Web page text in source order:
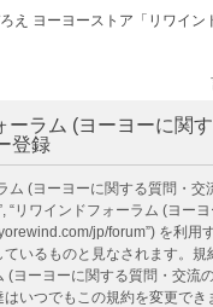
え ヨーヨーストア「リワイン
ーラム (ヨーヨーに関
登録
ム (ヨーヨーに関する質問・交
“リワインドフォーラム (ヨー
jp/forum”) を利用
いるものと見なされます。規
(ヨーヨーに関する質問・交流
いつでもこの規約を変更でき